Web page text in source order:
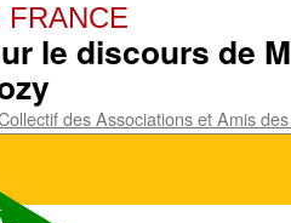
FRANCE
le discours de
des Associations et Amis